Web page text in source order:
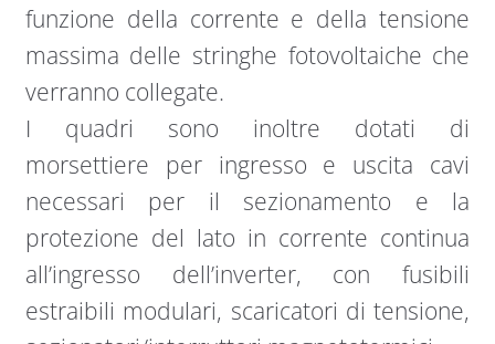
funzione della corrente e della tensione
massima delle stringhe fotovoltaiche che
verranno collegate.
I quadri sono inoltre dotati di
morsettiere per ingresso e uscita cavi
necessari per il sezionamento e la
protezione del lato in corrente continua
all’ingresso dell’inverter, con fusibili
estraibili modulari, scaricatori di tensione,